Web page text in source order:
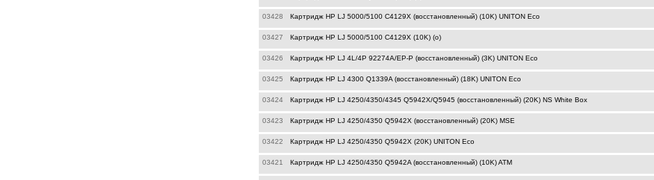
03428 Картридж HP LJ 5000/5100 C4129X (восстановленный) (10K) UNITON Eco
03427 Картридж HP LJ 5000/5100 C4129X (10K) (o)
03426 Картридж HP LJ 4L/4P 92274A/EP-P (восстановленный) (3K) UNITON Eco
03425 Картридж HP LJ 4300 Q1339A (восстановленный) (18K) UNITON Eco
03424 Картридж HP LJ 4250/4350/4345 Q5942X/Q5945 (восстановленный) (20K) NS White Box
03423 Картридж HP LJ 4250/4350 Q5942X (восстановленный) (20K) MSE
03422 Картридж HP LJ 4250/4350 Q5942X (20K) UNITON Eco
03421 Картридж HP LJ 4250/4350 Q5942A (восстановленный) (10K) ATM